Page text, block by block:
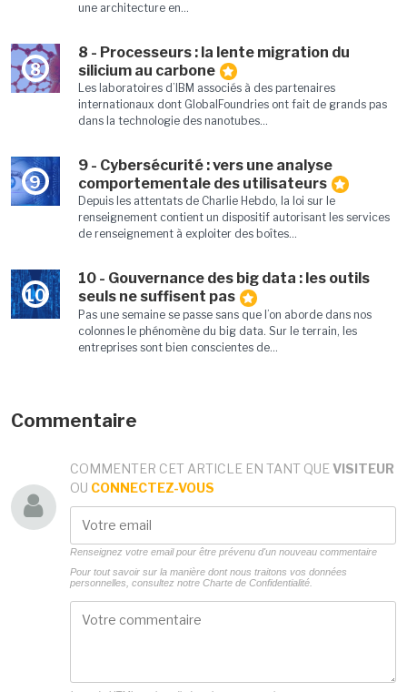
une architecture en...
8
8 - Processeurs : la lente migration du
silicium au carbone
Les laboratoires d’IBM associés à des partenaires
internationaux dont GlobalFoundries ont fait de grands pas
dans la technologie des nanotubes...
9
9 - Cybersécurité : vers une analyse
comportementale des utilisateurs
Depuis les attentats de Charlie Hebdo, la loi sur le
renseignement contient un dispositif autorisant les services
de renseignement à exploiter des boîtes...
10
10 - Gouvernance des big data : les outils
seuls ne suffisent pas
Pas une semaine se passe sans que l’on aborde dans nos
colonnes le phénomène du big data. Sur le terrain, les
entreprises sont bien conscientes de...
Commentaire
COMMENTER CET ARTICLE EN TANT QUE VISITEUR
OU CONNECTEZ-VOUS
Renseignez votre email pour être prévenu d'un nouveau commentaire
Pour tout savoir sur la manière dont nous traitons vos données
personnelles, consultez notre Charte de Confidentialité.